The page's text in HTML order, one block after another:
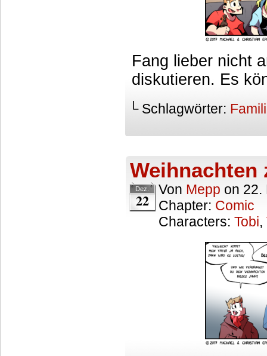
Fang lieber nicht
diskutieren. Es
└ Schlagwörter:
Weihnachten
Dez.
22
Von Mepp on 22.
Chapter: Comic
Characters: Tobi,